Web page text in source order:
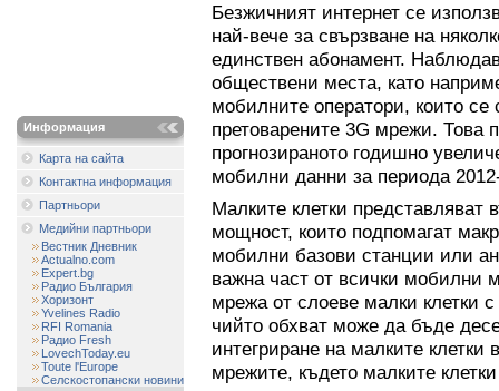
Информация
Карта на сайта
Контактна информация
Партньори
Медийни партньори
Вестник Дневник
Actualno.com
Expert.bg
Радио България
Хоризонт
Yvelines Radio
RFI Romania
Радио Fresh
LovechToday.eu
Toute l'Europe
Селскостопански новини
Безжичният интернет се
най-вече за свързване на
единствен абонамент.
обществени места, като
мобилните оператори, които се
претоварените 3G мрежи. Това
прогнозираното годишно
мобилни данни за периода
Малките клетки представляват
мощност, които подпомагат
мобилни базови станции или
важна част от всички мобилни
мрежа от слоеве малки клетки
чийто обхват може да бъде
интегриране на малките
мрежите, където малките